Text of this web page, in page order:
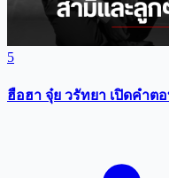
5
ฮือฮา จุ๋ย วรัทยา เปิดคำต